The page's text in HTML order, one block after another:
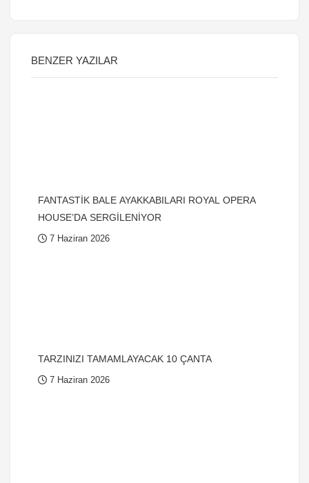
BENZER YAZILAR
FANTASTİK BALE AYAKKABILARI ROYAL OPERA
HOUSE’DA SERGİLENİYOR
7 Haziran 2026
TARZINIZI TAMAMLAYACAK 10 ÇANTA
7 Haziran 2026